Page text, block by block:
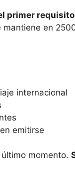
primer
en
internacional
emitirse
momento.